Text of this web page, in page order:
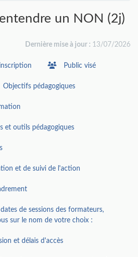
un NON (2j)
Dernière mise à jour : 13/07/2026
Public visé
Objectifs pédagogiques
et outils pédagogiques
et de suivi de l'action
de sessions des formateurs,
sur le nom de votre choix :
et délais d'accès